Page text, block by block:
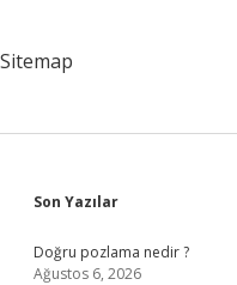
Sitemap
Sidebar
Son Yazılar
Doğru pozlama nedir ?
Ağustos 6, 2026